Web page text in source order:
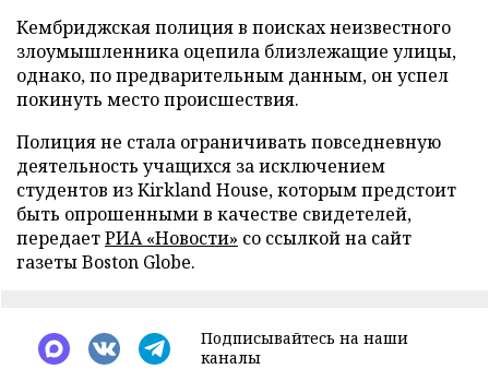
Кембриджская полиция в поисках неизвестного
злоумышленника оцепила близлежащие улицы,
однако, по предварительным данным, он успел
покинуть место происшествия.
Полиция не стала ограничивать повседневную
деятельность учащихся за исключением
студентов из Kirkland House, которым предстоит
быть опрошенными в качестве свидетелей,
передаетРИА «Новости» со ссылкой на сайт
газеты Boston Globe.
Подписывайтесь на наши
каналы